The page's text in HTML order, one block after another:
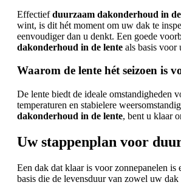
Effectiefduurzaam dakonderhoud in
wint, is dit hét moment om uw dak te
eenvoudiger dan u denkt. Een goede
dakonderhoud in de lente als basis voor
Waarom de lente hét seizoen is
De lente biedt de ideale omstandigheden
temperaturen en stabielere
dakonderhoud in de lente, bent u klaar
Uw stappenplan voor
Een dak dat klaar is voor zonnepanelen
basis die de levensduur van zowel uw